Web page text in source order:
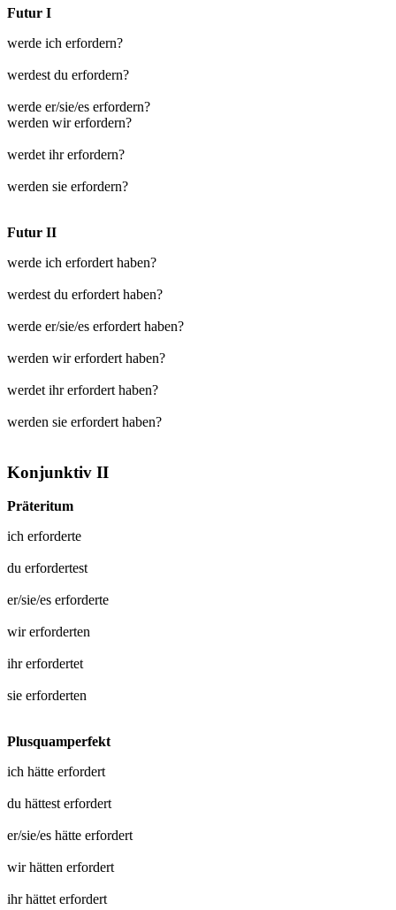
Futur I
werde ich erfordern?
werdest du erfordern?
werde er/sie/es erfordern?
werden wir erfordern?
werdet ihr erfordern?
werden sie erfordern?
Futur II
werde ich erfordert haben?
werdest du erfordert haben?
werde er/sie/es erfordert haben?
werden wir erfordert haben?
werdet ihr erfordert haben?
werden sie erfordert haben?
Konjunktiv II
Präteritum
ich erforderte
du erfordertest
er/sie/es erforderte
wirerforderten
ihrerfordertet
sie erforderten
Plusquamperfekt
ich hätte erfordert
du hättesterfordert
er/sie/es hätte erfordert
wir hätten erfordert
ihr hätteterfordert